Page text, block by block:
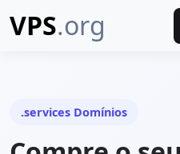
VPS.org
.services Domínios